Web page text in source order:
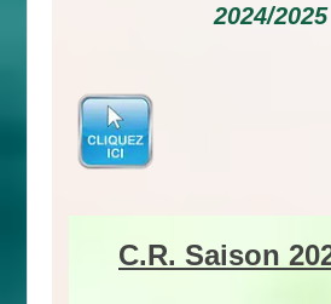
2024/2025
C.R. Saison